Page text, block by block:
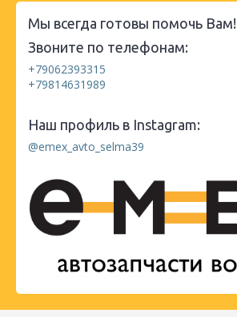
Мы всегда готовы помочь Вам!
Звоните по телефонам:
+79062393315
+79814631989
Наш профиль в Instagram:
@emex_avto_selma39